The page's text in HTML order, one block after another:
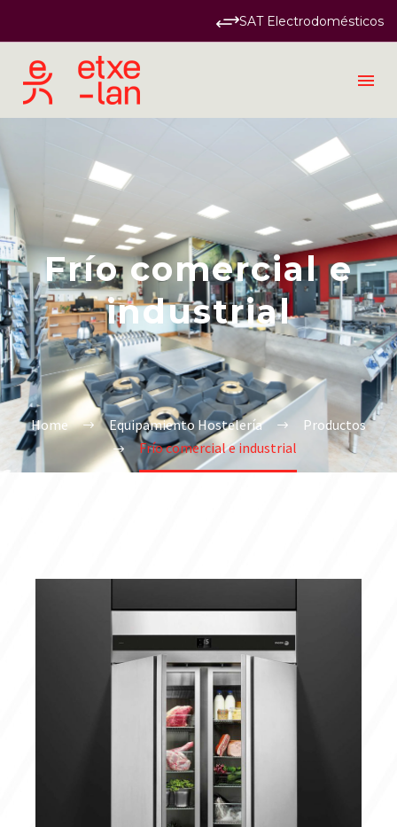
SAT Electrodomésticos
Frío comercial e
industrial
Home Equipamiento Hostelería
Productos
Frío comercial e industrial